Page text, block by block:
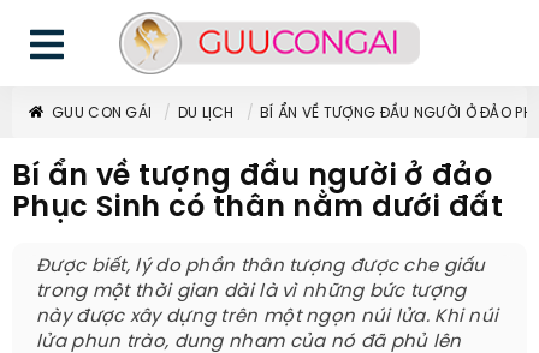
GUU CON GÁI DU LỊCH BÍ ẨN VỀ TƯỢNG ĐẦU NGƯỜI Ở ĐẢO
Bí ẩn về tượng đầu người ở đảo
Phục Sinh có thân nằm dưới đất
Được biết, lý do phần thân tượng được che giấu
trong một thời gian dài là vì những bức tượng
này được xây dựng trên một ngọn núi lửa. Khi núi
lửa phun trào, dung nham của nó đã phủ lên